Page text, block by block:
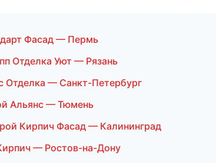
Фасад — Пермь
Отделка Уют — Рязань
— Санкт-Петербург
Альянс — Тюмень
Кирпич Фасад — Калининград
— Ростов-на-Дону